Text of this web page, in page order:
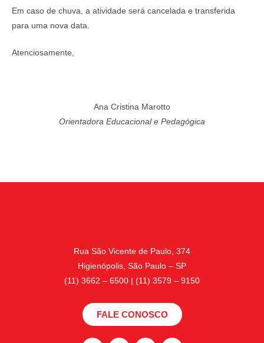
Em caso de chuva, a atividade será cancelada e transferida
para uma nova data.
Atenciosamente,
Ana Cristina Marotto
Orientadora Educacional e Pedagógica
Rua São Vicente de Paulo, 374
Higienópolis, São Paulo – SP
(11) 3662 – 6500 | (11) 3579 – 9150
FALE CONOSCO